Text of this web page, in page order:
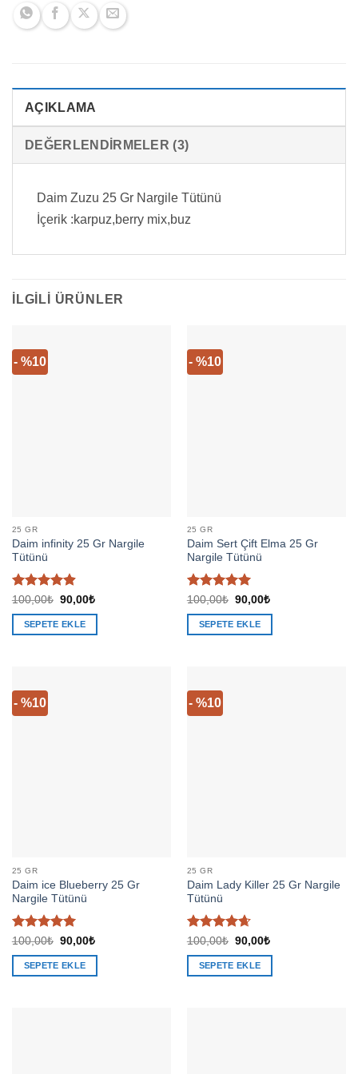
AÇIKLAMA
DEĞERLENDIRMELER (3)
Daim Zuzu 25 Gr Nargile Tütünü
İçerik :karpuz,berry mix,buz
İLGILI ÜRÜNLER
- %10
25 GR
Daim infinity 25 Gr Nargile
Tütünü
5 üzerinden
4.91oy
aldı
100,00₺ Orijinal
100,00₺.
90,00₺Şu
SEPETE EKLE
- %10
25 GR
Daim Sert Çift Elma 25 Gr
Nargile Tütünü
5 üzerinden
5oy aldı
100,00₺ Orijinal
100,00₺.
90,00₺Şu
SEPETE EKLE
- %10
25 GR
Daim ice Blueberry 25 Gr
Nargile Tütünü
5 üzerinden
5oy aldı
100,00₺ Orijinal
100,00₺.
90,00₺Şu
SEPETE EKLE
- %10
25 GR
Daim Lady Killer 25 Gr Nargile
Tütünü
5
üzerinden
4.67oy
aldı
100,00₺ Orijinal
100,00₺.
90,00₺Şu
SEPETE EKLE